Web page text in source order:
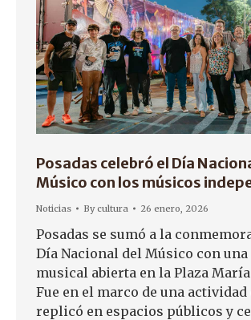
Posadas celebró el Día
Músico con los músicos
Noticias Bycultura 26 enero, 2026
Posadas se sumó a la
Día Nacional del Músico con una
musical abierta en la Plaza
Fue en el marco de una actividad
replicó en espacios públicos y